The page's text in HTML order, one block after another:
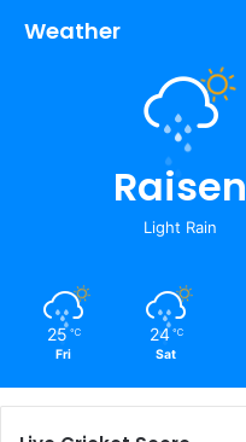
Weather
Raisen
Light Rain
25 ℃
Fri
24 ℃
Sat